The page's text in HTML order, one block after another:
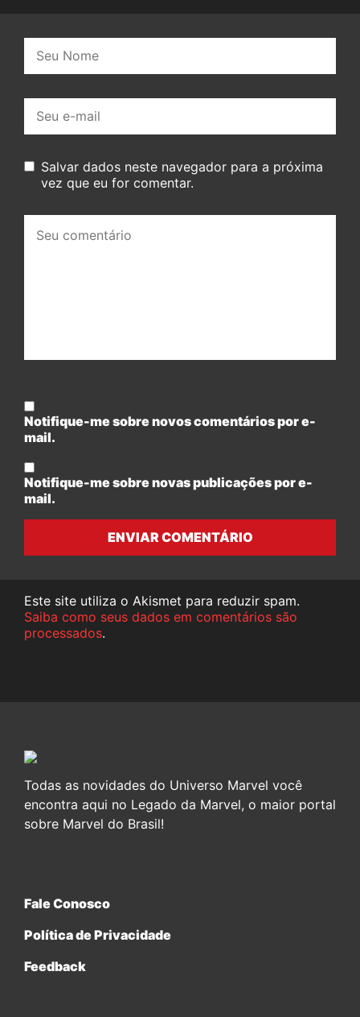
mail:
Salvar dados neste navegador para a próxima
vez que eu for comentar.
comentário:
Notifique-me sobre novos comentários por e-
mail.
Notifique-me sobre novas publicações por e-
mail.
ENVIAR COMENTÁRIO
Este site utiliza o Akismet para reduzir spam.
Saiba como seus dados em comentários são
processados.
Todas as novidades do Universo Marvel você
encontra aqui no Legado da Marvel, o maior portal
sobre Marvel do Brasil!
Fale Conosco
Política de Privacidade
Feedback